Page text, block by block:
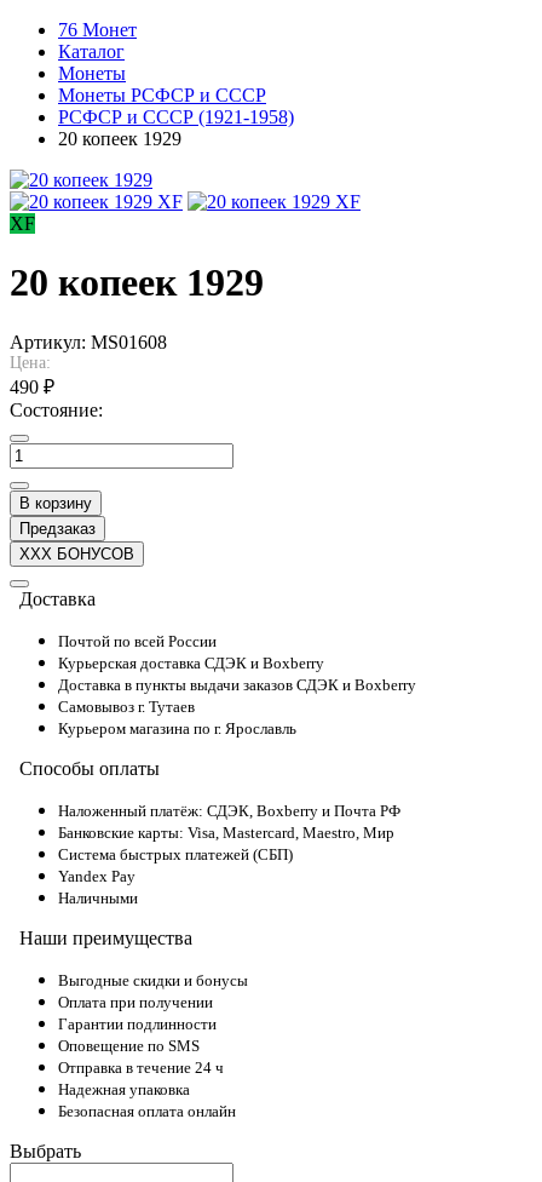
76 Монет
Каталог
Монеты
Монеты РСФСР и СССР
РСФСР и СССР (1921-1958)
20 копеек 1929
XF
20 копеек 1929
Артикул: MS01608
Цена:
490 ₽
Состояние:
В корзину
Предзаказ
XXX БОНУСОВ
Доставка
Почтой по всей России
Курьерская доставка СДЭК и Boxberry
Доставка в пункты выдачи заказов СДЭК и Boxberry
Самовывоз г. Тутаев
Курьером магазина по г. Ярославль
Способы оплаты
Наложенный платёж: СДЭК, Boxberry и Почта РФ
Банковские карты: Visa, Mastercard, Maestro, Мир
Система быстрых платежей (СБП)
Yandex Pay
Наличными
Наши преимущества
Выгодные скидки и бонусы
Оплата при получении
Гарантии подлинности
Оповещение по SMS
Отправка в течение 24 ч
Надежная упаковка
Безопасная оплата онлайн
Выбрать